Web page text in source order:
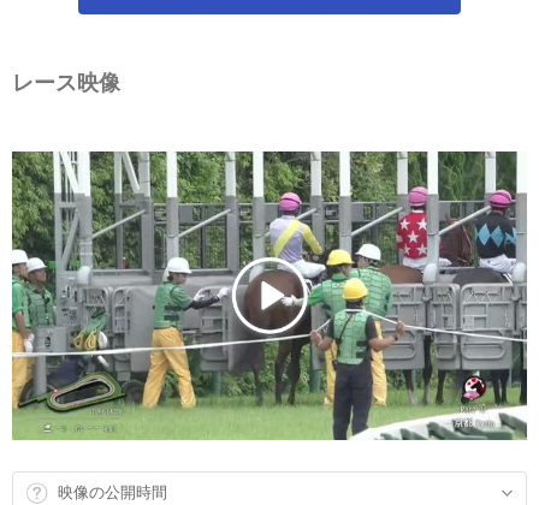
レース映像
映像の公開時間